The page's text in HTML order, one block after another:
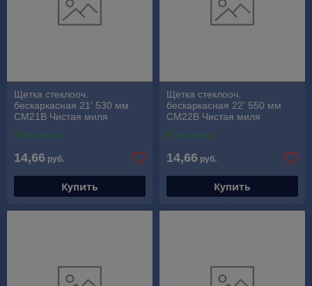
Щетка стеклооч.
бескаркасная 21' 530 мм
СМ21В Чистая миля
В наличии
14,66 руб.
Купить
Щетка стеклооч.
бескаркасная 22' 550 мм
СМ22В Чистая миля
В наличии
14,66 руб.
Купить